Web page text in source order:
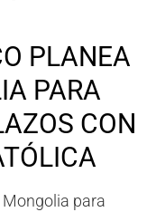
PLANEA
PARA
CON
para